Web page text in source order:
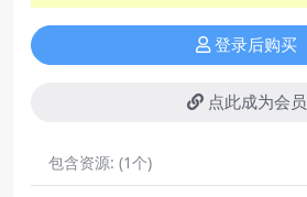
登录后购买
点此成为会员
包含资源: (1个)